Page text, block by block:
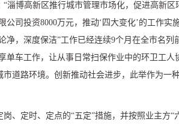
博高新区推行城市管理市场化，促进高新区
公司投资8000万元，推动‘四大变化’的工作实
净，深度保洁”工作已经连续9个月在全市名列
车工作，让从事日常扫保作业中的环卫工人
道路环境。创新推动社会进步，此举作为一
、定时、定点的“五定”措施，并按照业主方“